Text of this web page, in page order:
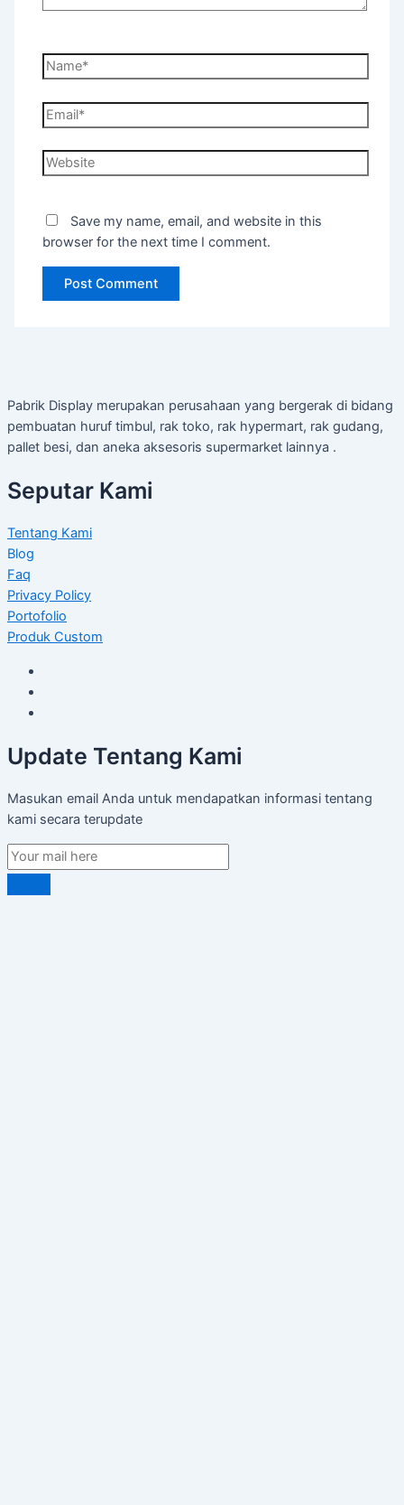
Name*
Email*
Website
Save my name, email, and website in this
browser for the next time I comment.
Pabrik Display merupakan perusahaan yang bergerak di bidang
pembuatan huruf timbul, rak toko, rak hypermart, rak gudang,
pallet besi, dan aneka aksesoris supermarket lainnya .
Seputar Kami
Tentang Kami
Blog
Faq
Privacy Policy
Portofolio
Produk Custom
Update Tentang Kami
Masukan email Anda untuk mendapatkan informasi tentang
kami secara terupdate